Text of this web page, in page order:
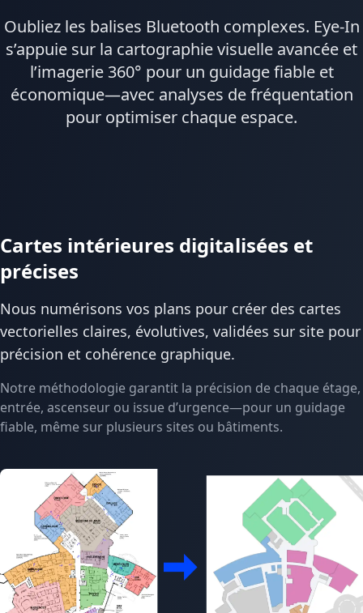
Oubliez les balises Bluetooth complexes. Eye-In
s’appuie sur la cartographie visuelle avancée et
l’imagerie 360° pour un guidage fiable et
économique—avec analyses de fréquentation
pour optimiser chaque espace.
Cartes intérieures digitalisées et
précises
Nous numérisons vos plans pour créer des cartes
vectorielles claires, évolutives, validées sur site pour
précision et cohérence graphique.
Notre méthodologie garantit la précision de chaque étage,
entrée, ascenseur ou issue d’urgence—pour un guidage
fiable, même sur plusieurs sites ou bâtiments.